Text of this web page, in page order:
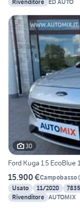
Rivenditore ED AUTO
30
Ford Kuga 1.5 EcoBlue
15.900 €Campobasso(
Usato
11/2020
Rivenditore AUTOMIX